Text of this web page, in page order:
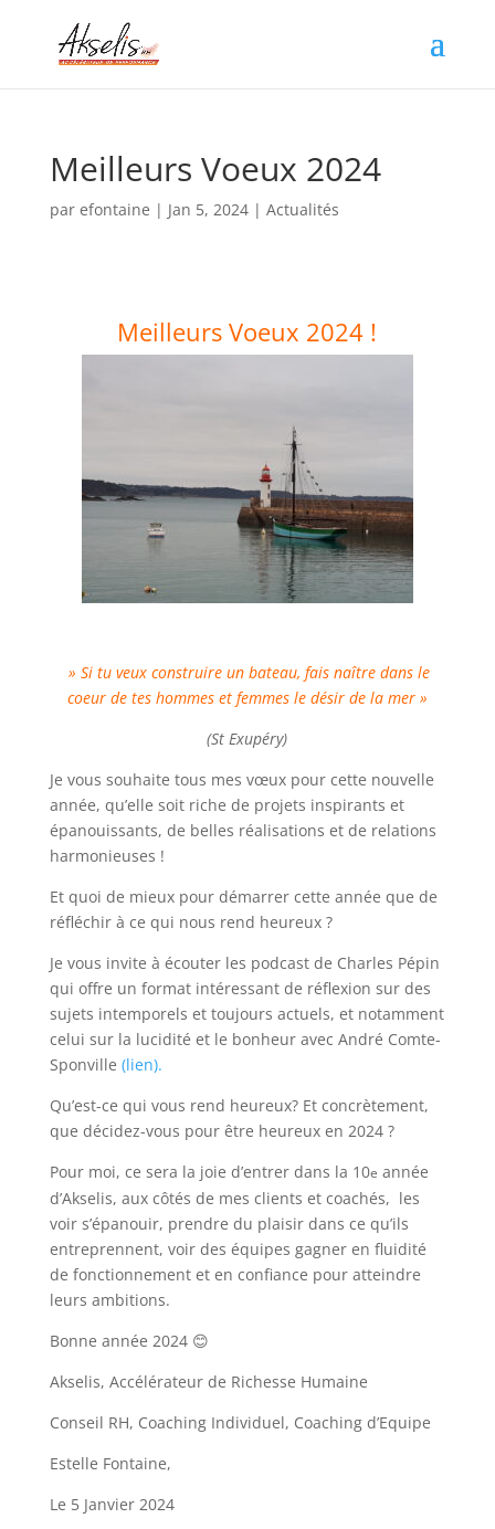
Meilleurs Voeux 2024
par efontaine | Jan 5, 2024| Actualités
Meilleurs Voeux 2024 !
» Si tu veux construire un bateau, fais naître dans le
coeur de tes hommes et femmes le désir de la mer »
(St Exupéry)
Je vous souhaite tous mes vœux pour cette nouvelle
année, qu’elle soit riche de projets inspirants et
épanouissants, de belles réalisations et de relations
harmonieuses !
Et quoi de mieux pour démarrer cette année que de
réfléchir à ce qui nous rend heureux ?
Je vous invite à écouter les podcast de Charles Pépin
qui offre un format intéressant de réflexion sur des
sujets intemporels et toujours actuels, et notamment
celui sur la lucidité et le bonheur avec André Comte-
Sponville (lien).
Qu’est-ce qui vous rend heureux? Et concrètement,
que décidez-vous pour être heureux en 2024 ?
Pour moi, ce sera la joie d’entrer dans la 10e année
d’Akselis, aux côtés de mes clients et coachés, les
voir s’épanouir, prendre du plaisir dans ce qu’ils
entreprennent, voir des équipes gagner en fluidité
de fonctionnement et en confiance pour atteindre
leurs ambitions.
Bonne année 2024 😊
Akselis, Accélérateur de Richesse Humaine
Conseil RH, Coaching Individuel, Coaching d’Equipe
Estelle Fontaine,
Le 5 Janvier 2024